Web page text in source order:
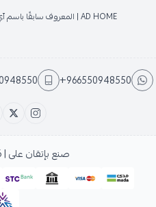
AD HOME | المعروف سابقًا باسم آي ديزاين هوم (A Design Home)
+966550948550
صنع بإتقان على | 2026